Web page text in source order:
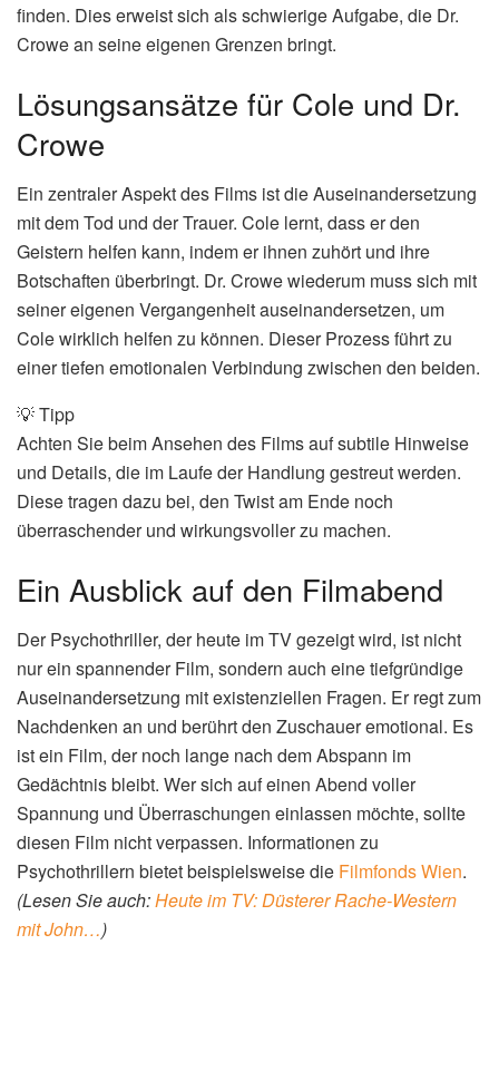
finden. Dies erweist sich als schwierige Aufgabe, die Dr.
Crowe an seine eigenen Grenzen bringt.
Lösungsansätze für Cole und Dr.
Crowe
Ein zentraler Aspekt des Films ist die Auseinandersetzung
mit dem Tod und der Trauer. Cole lernt, dass er den
Geistern helfen kann, indem er ihnen zuhört und ihre
Botschaften überbringt. Dr. Crowe wiederum muss sich mit
seiner eigenen Vergangenheit auseinandersetzen, um
Cole wirklich helfen zu können. Dieser Prozess führt zu
einer tiefen emotionalen Verbindung zwischen den beiden.
💡 Tipp
Achten Sie beim Ansehen des Films auf subtile Hinweise
und Details, die im Laufe der Handlung gestreut werden.
Diese tragen dazu bei, den Twist am Ende noch
überraschender und wirkungsvoller zu machen.
Ein Ausblick auf den Filmabend
Der Psychothriller, der heute im TV gezeigt wird, ist nicht
nur ein spannender Film, sondern auch eine tiefgründige
Auseinandersetzung mit existenziellen Fragen. Er regt zum
Nachdenken an und berührt den Zuschauer emotional. Es
ist ein Film, der noch lange nach dem Abspann im
Gedächtnis bleibt. Wer sich auf einen Abend voller
Spannung und Überraschungen einlassen möchte, sollte
diesen Film nicht verpassen. Informationen zu
Psychothrillern bietet beispielsweise die Filmfonds Wien.
(Lesen Sie auch:Heute im TV: Düsterer Rache-Western
mit John…)